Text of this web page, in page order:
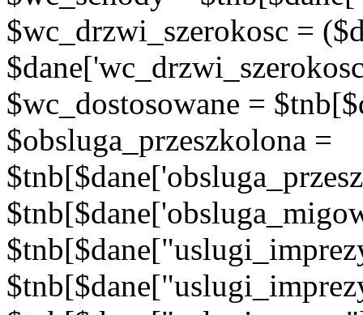
$wc_drzwi_szerokosc =
$wc_dostosowane =
$obsluga_przeszkolona =